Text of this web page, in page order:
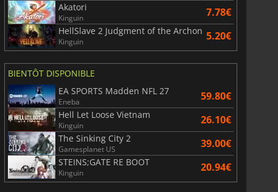
Akatori
Kinguin 7.78€
HellSlave 2 Judgment of the Archon
Kinguin 5.20€
BIENTÔT DISPONIBLE
EA SPORTS Madden NFL 27
Eneba 59.80€
Hell Let Loose Vietnam
Kinguin 26.10€
The Sinking City 2
Gamesplanet US 39.00€
STEINS;GATE RE BOOT
Kinguin 20.94€